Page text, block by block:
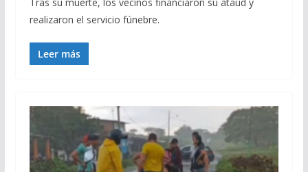
realizaron el servicio fúnebre.
Leer más